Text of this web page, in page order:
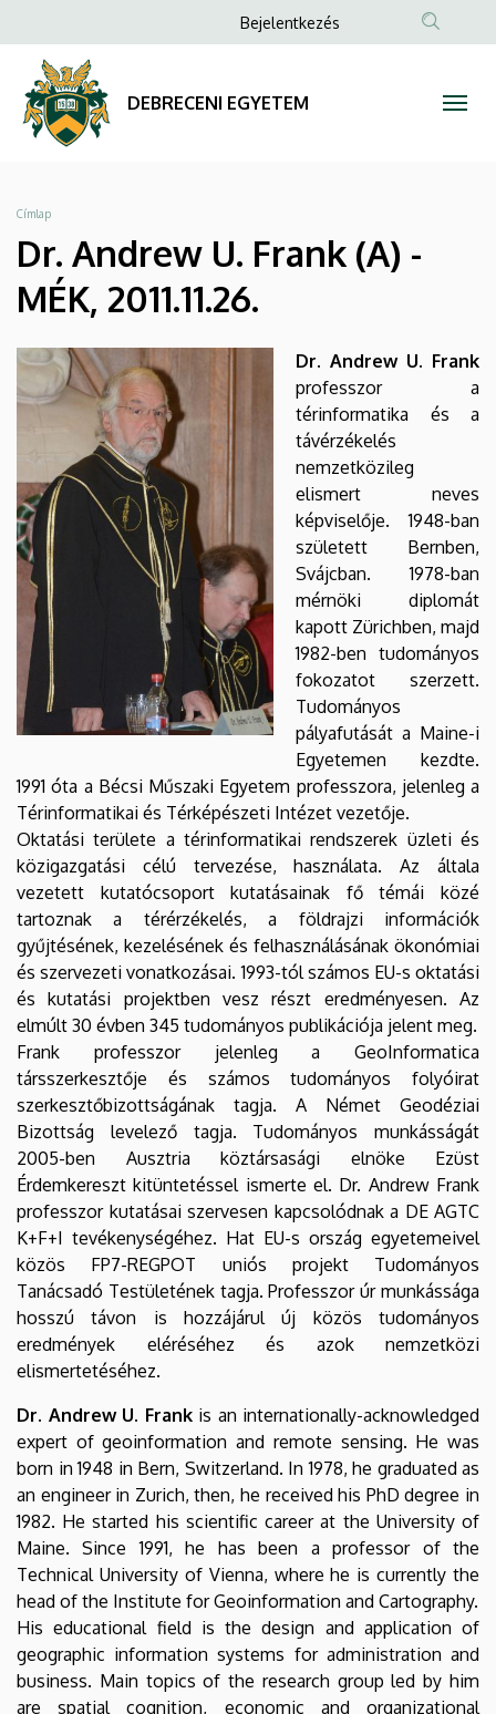
Andrew
U.
Frank
(A)
MÉK,
2011.11.26.
DEBRECENI
EGYETEM
a
tartalomra
Anonim
menüje
Bejelentkezés
DEBRECENI EGYETEM
Morzsa
Címlap
Dr. Andrew U. Frank (A) -
MÉK, 2011.11.26.
Dr. Andrew U. Frank
professzor a
térinformatika és a
távérzékelés
nemzetközileg
elismert neves
képviselője. 1948-ban
született Bernben,
Svájcban. 1978-ban
mérnöki diplomát
kapott Zürichben, majd
1982-ben tudományos
fokozatot szerzett.
Tudományos
pályafutását a Maine-i
Egyetemen kezdte.
1991 óta a Bécsi Műszaki Egyetem professzora, jelenleg a
Térinformatikai és Térképészeti Intézet vezetője.
Oktatási területe a térinformatikai rendszerek üzleti és
közigazgatási célú tervezése, használata. Az általa
vezetett kutatócsoport kutatásainak fő témái közé
tartoznak a térérzékelés, a földrajzi információk
gyűjtésének, kezelésének és felhasználásának ökonómiai
és szervezeti vonatkozásai. 1993-tól számos EU-s oktatási
és kutatási projektben vesz részt eredményesen. Az
elmúlt 30 évben 345 tudományos publikációja jelent meg.
Frank professzor jelenleg a GeoInformatica
társszerkesztője és számos tudományos folyóirat
szerkesztőbizottságának tagja. A Német Geodéziai
Bizottság levelező tagja. Tudományos munkásságát
2005-ben Ausztria köztársasági elnöke Ezüst
Érdemkereszt kitüntetéssel ismerte el. Dr. Andrew Frank
professzor kutatásai szervesen kapcsolódnak a DE AGTC
K+F+I tevékenységéhez. Hat EU-s ország egyetemeivel
közös FP7-REGPOT uniós projekt Tudományos
Tanácsadó Testületének tagja. Professzor úr munkássága
hosszú távon is hozzájárul új közös tudományos
eredmények eléréséhez és azok nemzetközi
elismertetéséhez.
Dr. Andrew U. Frankis an internationally-acknowledged
expert of geoinformation and remote sensing. He was
born in 1948 in Bern, Switzerland. In 1978, he graduated as
an engineer in Zurich, then, he received his PhD degree in
1982. He started his scientific career at the University of
Maine. Since 1991, he has been a professor of the
Technical University of Vienna, where he is currently the
head of the Institute for Geoinformation and Cartography.
His educational field is the design and application of
geographic information systems for administration and
business. Main topics of the research group led by him
are spatial cognition, economic and organizational